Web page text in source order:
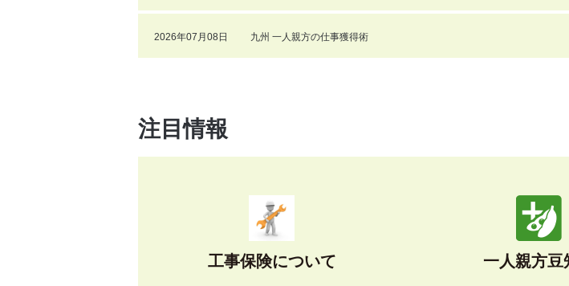
2026年07月08日 九州 一人親方の仕事獲得術
注目情報
工事保険について 一人親方豆